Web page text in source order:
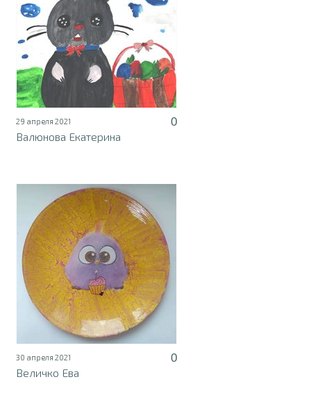
29 апреля 2021
0
Валюнова Екатерина
30 апреля 2021
0
Величко Ева